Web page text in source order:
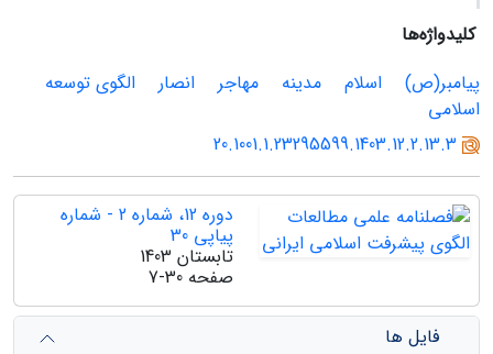
کلیدواژه‌ها
پیامبر(ص)
اسلام مدینه مهاجر انصار
الگوی توسعه
اسلامی
20.1001.1.23295599.1403.12.2.13.3
دوره 12، شماره 2 - شماره
پیاپی 30
تابستان 1403
صفحه 7-30
فایل ها